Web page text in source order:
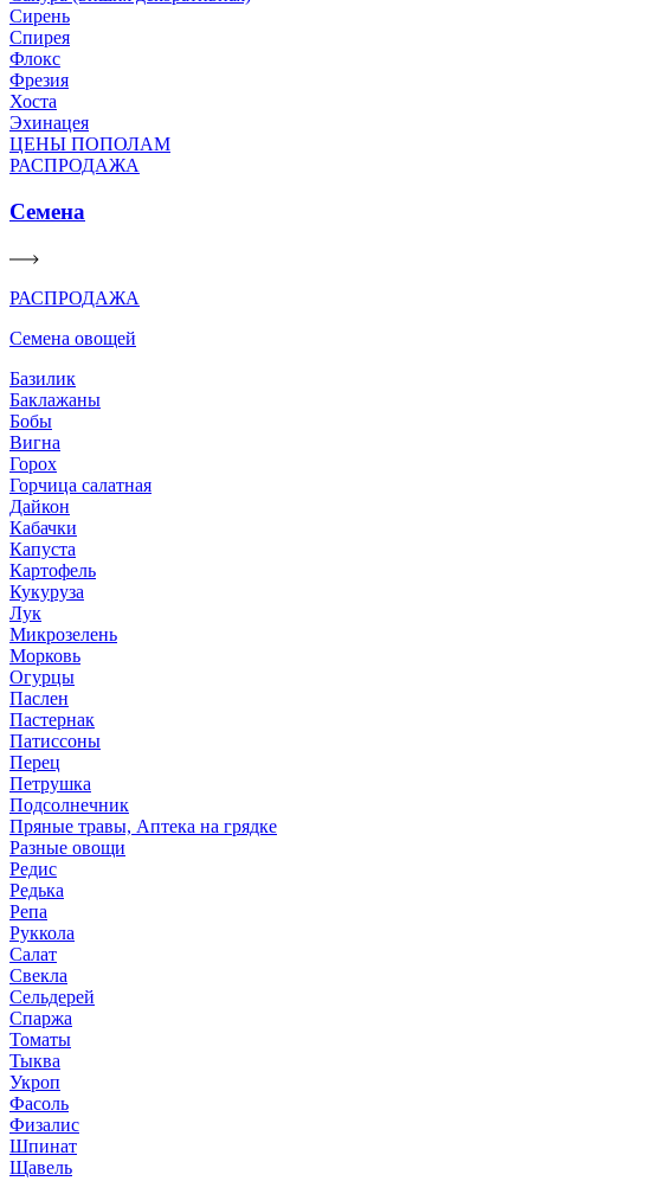
Сирень
Спирея
Флокс
Фрезия
Хоста
Эхинацея
ЦЕНЫ ПОПОЛАМ
РАСПРОДАЖА
Семена
РАСПРОДАЖА
Семена овощей
Базилик
Баклажаны
Бобы
Вигна
Горох
Горчица салатная
Дайкон
Кабачки
Капуста
Картофель
Кукуруза
Лук
Микрозелень
Морковь
Огурцы
Паслен
Пастернак
Патиссоны
Перец
Петрушка
Подсолнечник
Пряные травы, Аптека на грядке
Разные овощи
Редис
Редька
Репа
Руккола
Салат
Свекла
Сельдерей
Спаржа
Томаты
Тыква
Укроп
Фасоль
Физалис
Шпинат
Щавель